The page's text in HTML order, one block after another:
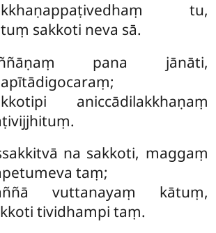
tu,
sakkoti neva sā.
pana jānāti,
aniccādilakkhaṇaṃ
na sakkoti, maggaṃ
taṃ;
vuttanayaṃ kātuṃ,
tividhampi taṃ.